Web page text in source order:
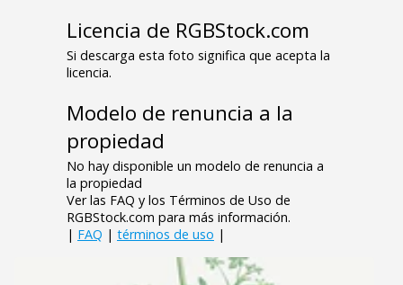
Licencia de RGBStock.com
Si descarga esta foto significa que acepta la
licencia.
Modelo de renuncia a la
propiedad
No hay disponible un modelo de renuncia a
la propiedad
Ver las FAQ y los Términos de Uso de
RGBStock.com para más información.
| FAQ | términos de uso |